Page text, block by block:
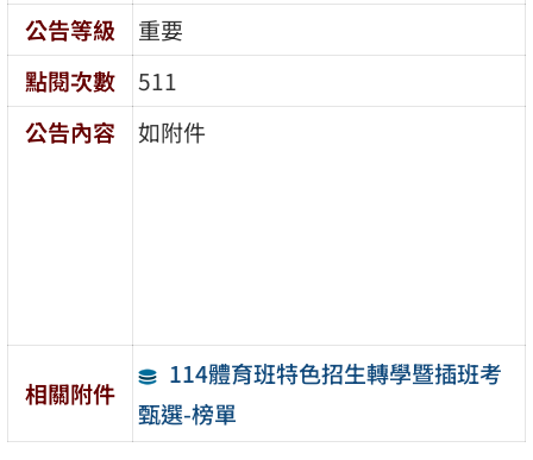
公告等級
重要
點閱次數
511
公告內容
如附件
相關附件
114體育班特色招生轉學暨插班考
甄選-榜單